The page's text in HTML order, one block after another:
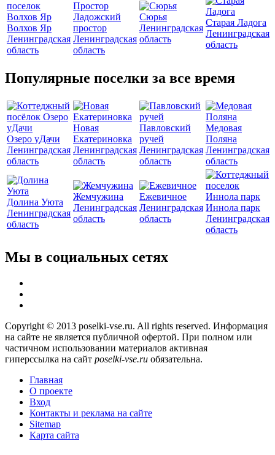
Волхов Яр
Ленинградская
область
Ладожский
простор
Ленинградская
область
Сюрья
Ленинградская
область
Старая Ладога
Ленинградская
область
Популярные поселки за все время
Озеро уДачи
Ленинградская
область
Новая
Екатериновка
Ленинградская
область
Павловский
ручей
Ленинградская
область
Медовая
Поляна
Ленинградская
область
Долина Уюта
Ленинградская
область
Жемчужина
Ленинградская
область
Ежевичное
Ленинградская
область
Иннола парк
Ленинградская
область
Мы в социальных сетях
Copyright © 2013 poselki-vse.ru. All rights reserved. Информация
на сайте не является публичной офертой. При полном или
частичном использовании материалов активная
гиперссылка на сайт poselki-vse.ru​ обязательна.
Главная
О проекте
Вход
Контакты и реклама на сайте
Sitemap
Карта сайта